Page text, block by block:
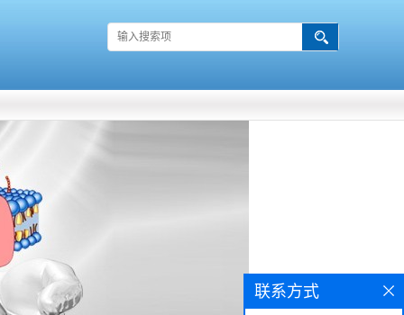
联系方式